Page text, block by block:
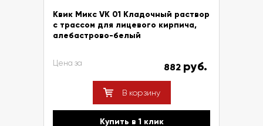
Квик Микс VK 01 Кладочный раствор
с трассом для лицевого кирпича,
алебастрово-белый
Цена за 882 руб.
В корзину
Купить в 1 клик